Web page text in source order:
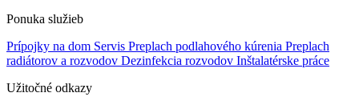
Ponuka služieb
Prípojky na dom Servis Preplach podlahového kúrenia Preplach
radiátorov a rozvodov Dezinfekcia rozvodov Inštalatérske práce
Užitočné odkazy